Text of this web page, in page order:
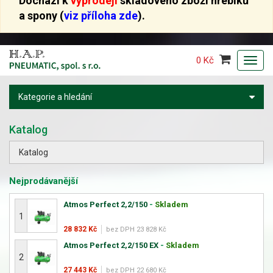
a spony (viz příloha zde).
0 Kč
Kategorie a hledání
Katalog
Katalog
Nejprodávanější
Atmos Perfect 2,2/150 - Skladem
1
28 832 Kč bez DPH 23 828 Kč
Atmos Perfect 2,2/150 EX - Skladem
2
27 443 Kč bez DPH 22 680 Kč